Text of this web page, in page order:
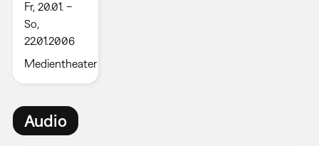
Fr, 20.01. –
So,
22.01.2006
Medientheater
Audio